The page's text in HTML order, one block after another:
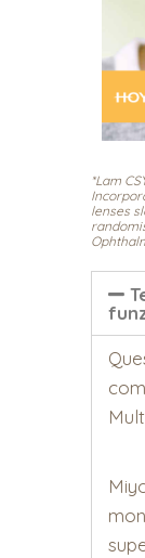
*Lam
lenses